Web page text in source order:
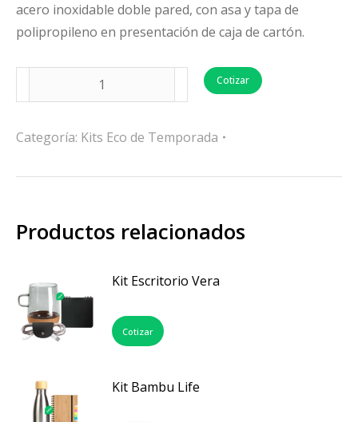
acero inoxidable doble pared, con asa y tapa de
polipropileno en presentación de caja de cartón.
Cotizar
Categoría: Kits Eco de Temporada
Productos relacionados
Kit Escritorio Vera
Cotizar
Kit Bambu Life